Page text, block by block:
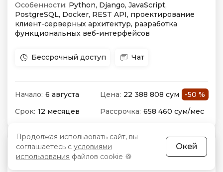
Особенности: Python, Django, JavaScript,
PostgreSQL, Docker, REST API, проектирование
клиент-серверных архитектур, разработка
функциональных веб-интерфейсов
Бессрочный доступ Чат
Начало: 6 августа Цена: 22 388 808 сум
-50 %
Срок: 12 месяцев Рассрочка: 658 460 сум/мес
5 отзывов
Продолжая использовать сайт, вы
соглашаетесь с условиями
использования файлов cookie 🍪
Окей